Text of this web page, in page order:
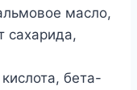
масло,
сахарида,
бета-